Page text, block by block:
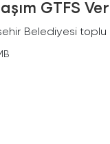
GTFS
Belediyesi